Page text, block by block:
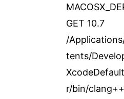
GET 10.7
/
tents/
r/bin/